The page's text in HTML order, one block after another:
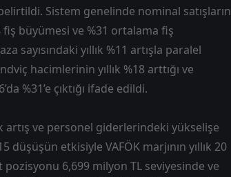
Sistem genelinde nominal satışların
fiş büyümesi ve %31 ortalama fiş
sayısındaki yıllık %11 artışla paralel
hacimlerinin yıllık %18 arttığı ve
%31’e çıktığı ifade edildi.
artış ve personel giderlerindeki yükselişe
etkisiyle VAFÖK marjının yıllık 20
6,699 milyon TL seviyesinde ve